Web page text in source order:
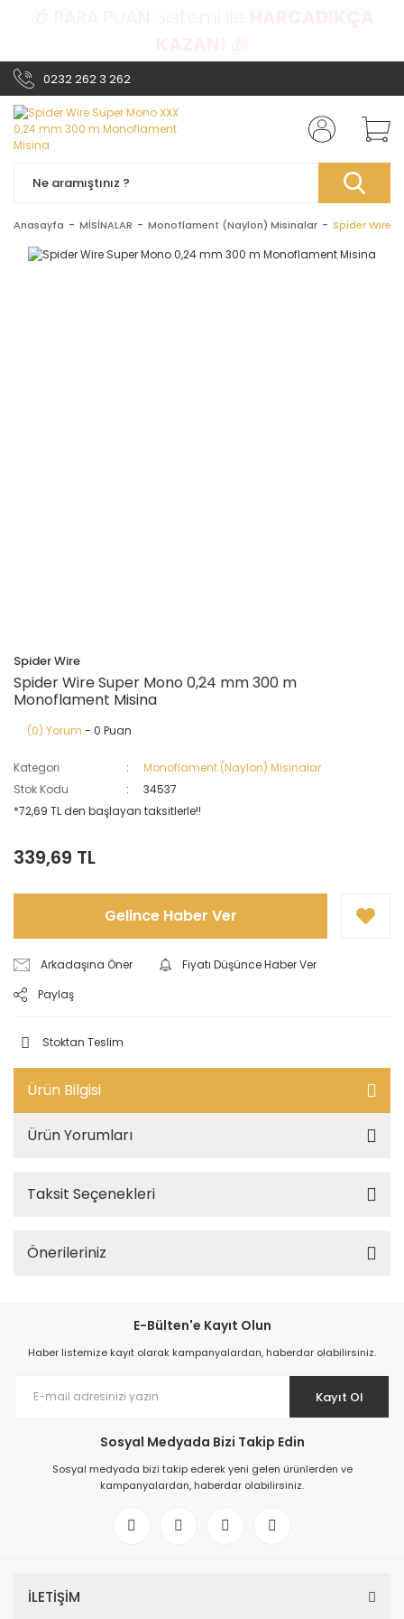
0232 262 3 262
Anasayfa MİSİNALAR Monoflament (Naylon) Misinalar Spider Wire
Spider Wire
Spider Wire Super Mono 0,24 mm 300 m
Monoflament Misina
(0) Yorum - 0 Puan
Kategori
Monoflament (Naylon) Misinalar
Stok Kodu
34537
*72,69 TL den başlayan taksitlerle!!
339,69 TL
Gelince Haber Ver
Arkadaşına Öner
Fiyatı Düşünce Haber Ver
Paylaş
Stoktan Teslim
Ürün Bilgisi
Ürün Yorumları
Taksit Seçenekleri
Önerileriniz
E-Bülten'e Kayıt Olun
Haber listemize kayıt olarak kampanyalardan, haberdar olabilirsiniz.
Kayıt Ol
Sosyal Medyada Bizi Takip Edin
Sosyal medyada bizi takip ederek yeni gelen ürünlerden ve
kampanyalardan, haberdar olabilirsiniz.
İLETİŞİM